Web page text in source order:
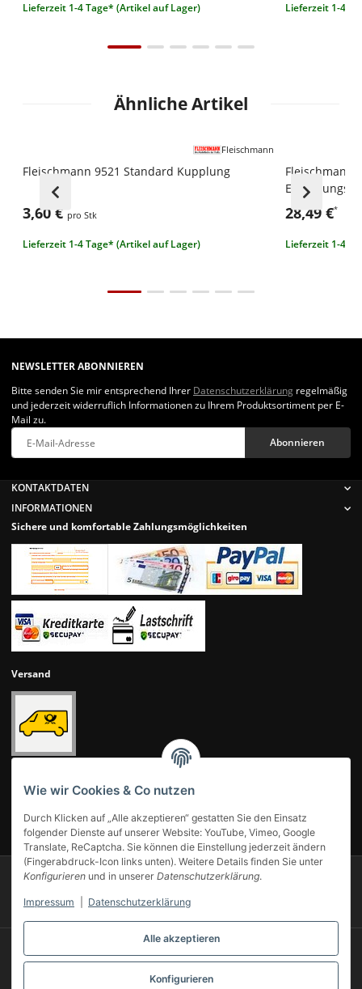
Alle akzeptieren
Konfigurieren
Wie wir Cookies & Co nutzen
Durch Klicken auf „Alle akzeptieren“ gestatten Sie den Einsatz
folgender Dienste auf unserer Website: YouTube, Vimeo, Google
Translate, ReCaptcha. Sie können die Einstellung jederzeit ändern
(Fingerabdruck-Icon links unten). Weitere Details finden Sie unter
Konfigurieren und in unserer Datenschutzerklärung.
Impressum Datenschutzerklärung
Lieferzeit 1-4 Tage* (Artikel auf Lager) Lieferzeit 1-4
Ähnliche Artikel
Fleischmann 9521 Standard Kupplung
3,60 € pro Stk
Lieferzeit 1-4 Tage* (Artikel auf Lager)
Fleischmann
Fleischmann
28,49 €*
Lieferzeit 1-4
KONTAKTDATEN
INFORMATIONEN
Sichere und komfortable Zahlungsmöglichkeiten
Versand
UNSERE KUNDENBEWERTUNGEN
NEWSLETTER ABONNIEREN
Bitte senden Sie mir entsprechend Ihrer Datenschutzerklärung regelmäßig
und jederzeit widerruflich Informationen zu Ihrem Produktsortiment per E-
Mail zu.
Abonnieren
Besucherzähler: 14011159
Powered byJTL-Shop
* Alle Preise inkl. gesetzlicher USt., zzgl.
** Gilt für Lieferungen innerhalb Deutschlands, Lieferzeiten für andere Länder
entnehmen Sie bitte unsererVersandkostenübersicht